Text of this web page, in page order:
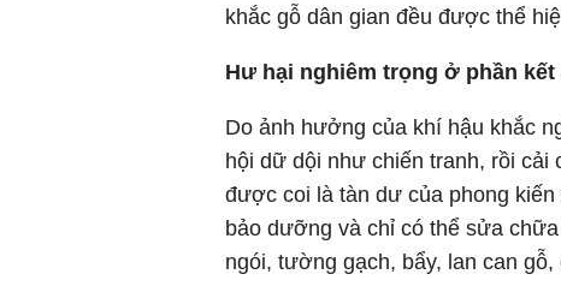
khắc gỗ dân gian đều được thể
Hư hại nghiêm trọng ở phần
Do ảnh hưởng của khí hậu khắc
hội dữ dội như chiến tranh, rồi
được coi là tàn dư của phong
bảo dưỡng và chỉ có thể sửa
ngói, tường gạch, bẩy, lan can